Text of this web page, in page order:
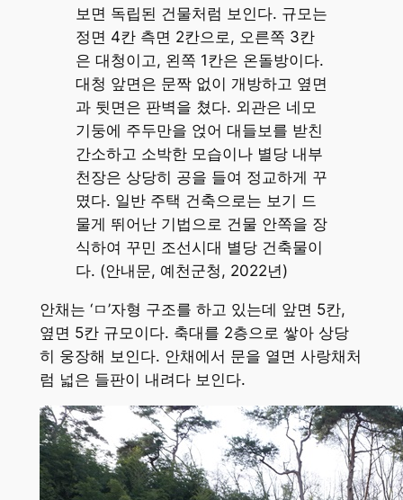
보면 독립된 건물처럼 보인다. 규모는
정면 4칸 측면 2칸으로, 오른쪽 3칸
은 대청이고, 왼쪽 1칸은 온돌방이다.
대청 앞면은 문짝 없이 개방하고 옆면
과 뒷면은 판벽을 쳤다. 외관은 네모
기둥에 주두만을 얹어 대들보를 받친
간소하고 소박한 모습이나 별당 내부
천장은 상당히 공을 들여 정교하게 꾸
몄다. 일반 주택 건축으로는 보기 드
물게 뛰어난 기법으로 건물 안쪽을 장
식하여 꾸민 조선시대 별당 건축물이
다. (안내문, 예천군청, 2022년)
안채는 ‘ㅁ’자형 구조를 하고 있는데 앞면 5칸,
옆면 5칸 규모이다. 축대를 2층으로 쌓아 상당
히 웅장해 보인다. 안채에서 문을 열면 사랑채처
럼 넓은 들판이 내려다 보인다.